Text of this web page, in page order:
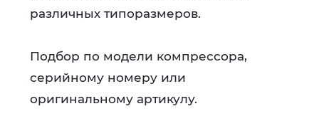
различных типоразмеров.
Подбор по модели компрессора,
серийному номеру или
оригинальному артикулу.